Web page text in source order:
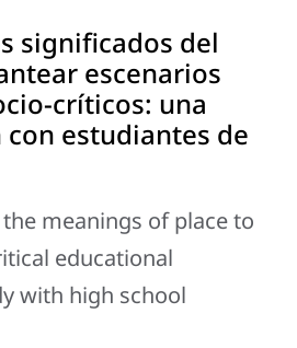
significados del
escenarios
críticos: una
estudiantes de
meanings of place to
educational
with high school